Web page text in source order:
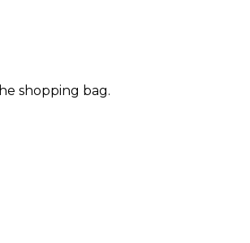
shopping bag.